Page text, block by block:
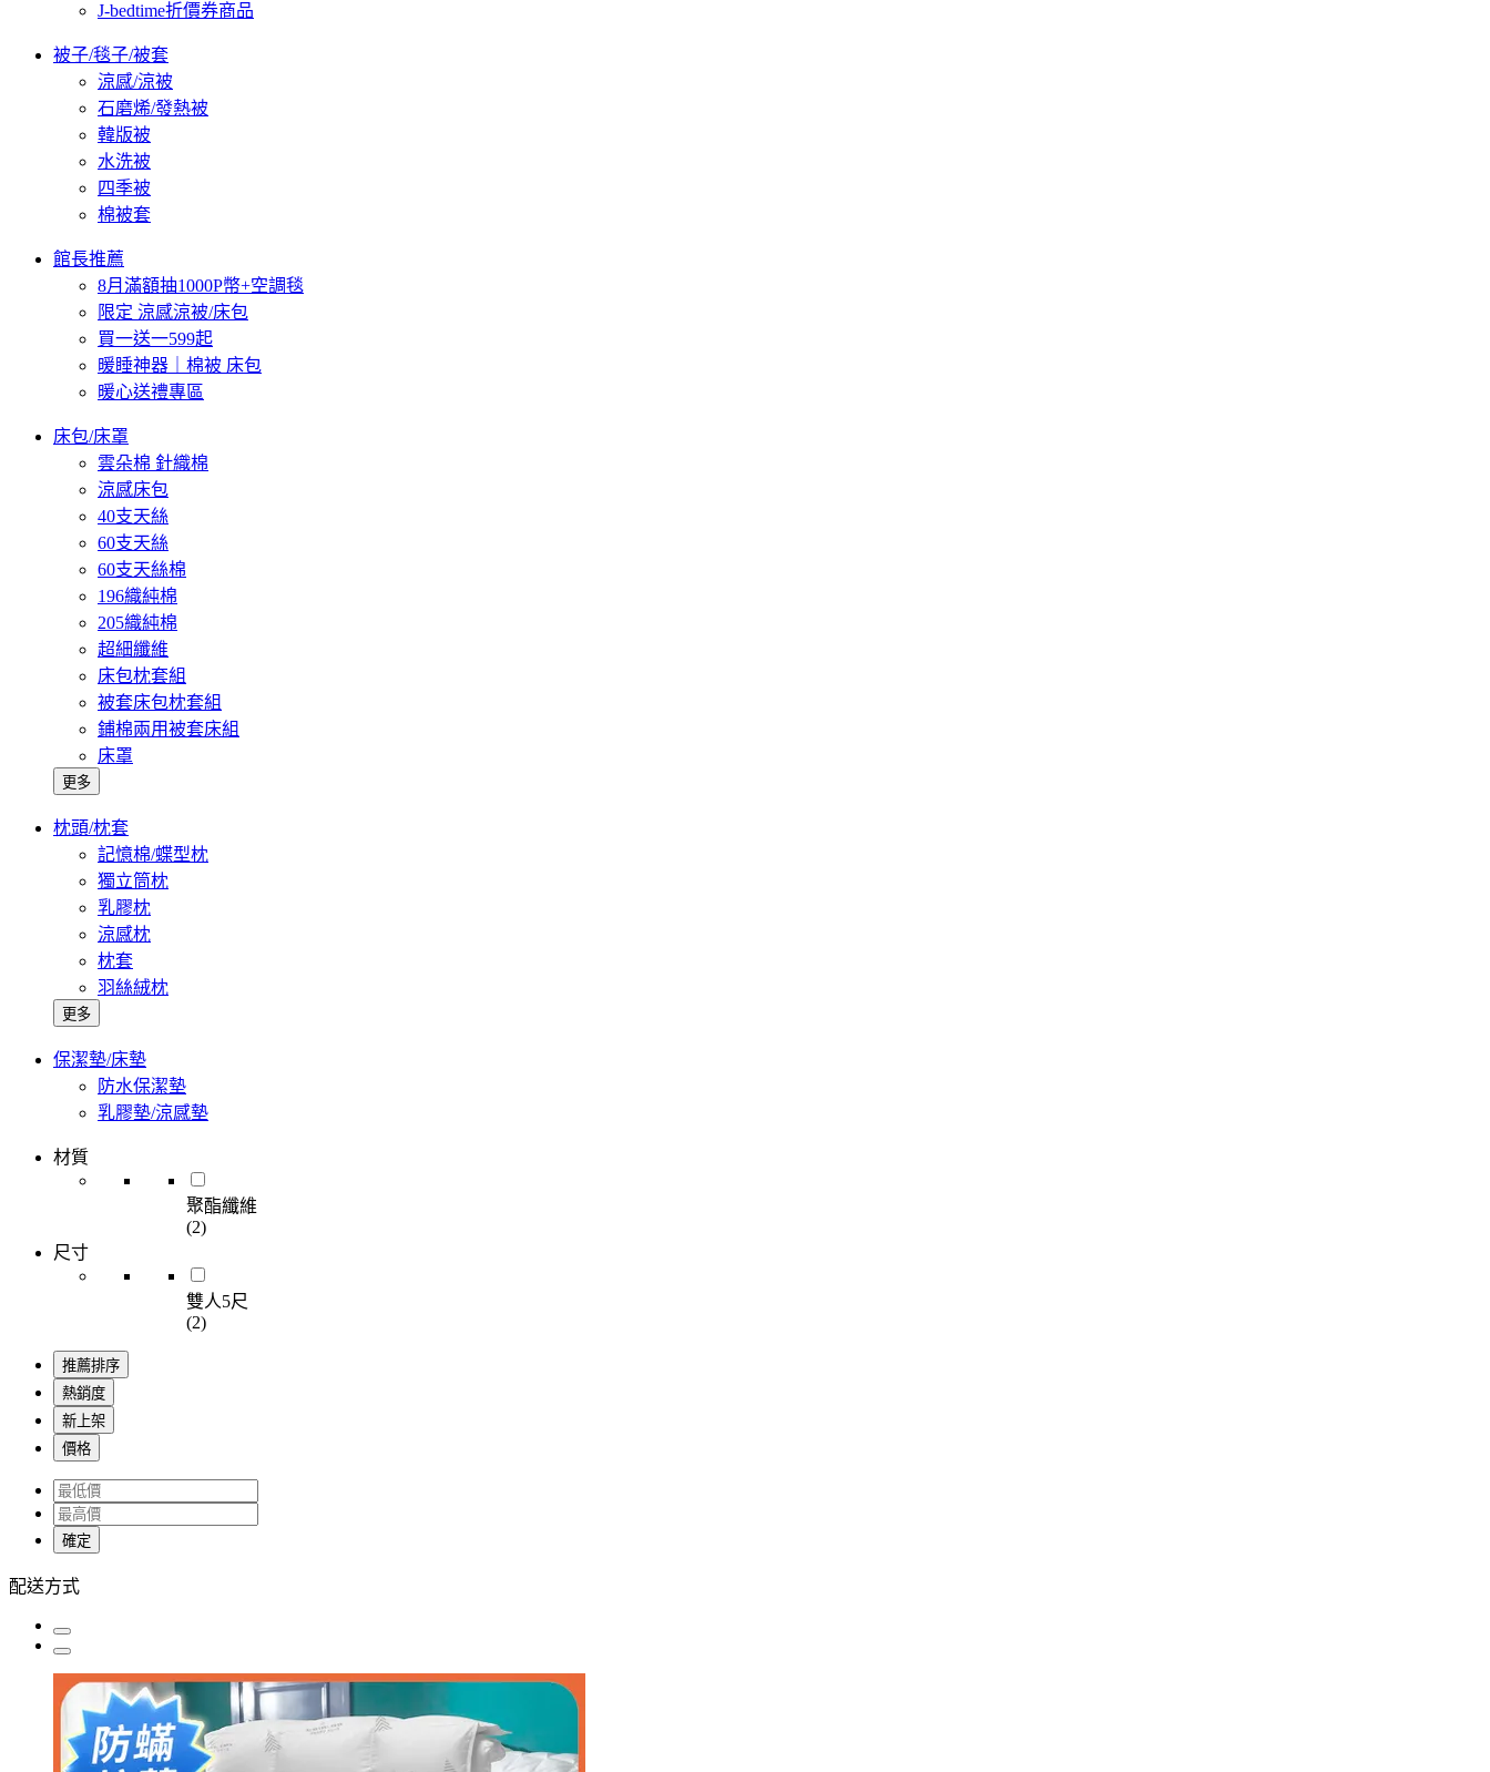
J-bedtime折價券商品
被子/毯子/被套
涼感/涼被
石磨烯/發熱被
韓版被
水洗被
四季被
棉被套
館長推薦
8月滿額抽1000P幣+空調毯
限定 涼感涼被/床包
買一送一599起
暖睡神器｜棉被 床包
暖心送禮專區
床包/床罩
雲朵棉 針織棉
涼感床包
40支天絲
60支天絲
60支天絲棉
196織純棉
205織純棉
超細纖維
床包枕套組
被套床包枕套組
鋪棉兩用被套床組
床罩
更多
枕頭/枕套
記憶棉/蝶型枕
獨立筒枕
乳膠枕
涼感枕
枕套
羽絲絨枕
更多
保潔墊/床墊
防水保潔墊
乳膠墊/涼感墊
材質
聚酯纖維
(2)
尺寸
雙人5尺
(2)
推薦排序
熱銷度
新上架
價格
確定
配送方式